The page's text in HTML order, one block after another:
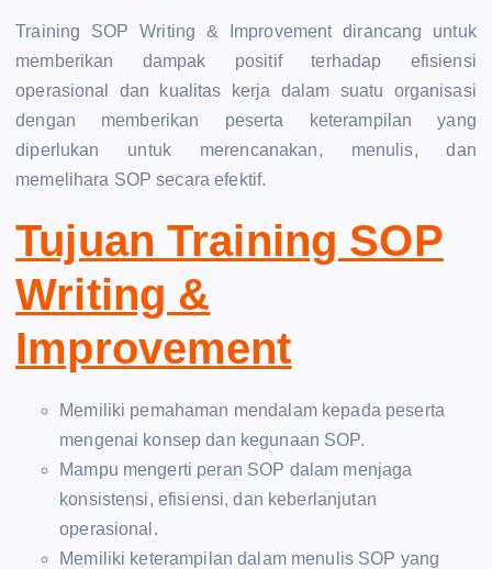
Training SOP Writing & Improvement dirancang untuk
memberikan dampak positif terhadap efisiensi
operasional dan kualitas kerja dalam suatu organisasi
dengan memberikan peserta keterampilan yang
diperlukan untuk merencanakan, menulis, dan
memelihara SOP secara efektif.
Tujuan Training SOP
Writing &
Improvement
Memiliki pemahaman mendalam kepada peserta
mengenai konsep dan kegunaan SOP.
Mampu mengerti peran SOP dalam menjaga
konsistensi, efisiensi, dan keberlanjutan
operasional.
Memiliki keterampilan dalam menulis SOP yang